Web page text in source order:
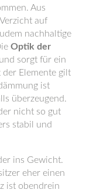
Aus
auf
nachhaltige
Optik der
sorgt für ein
Elemente gilt
ist
überzeugend.
nicht so gut
stabil und
ins Gewicht.
eher einen
ist obendrein